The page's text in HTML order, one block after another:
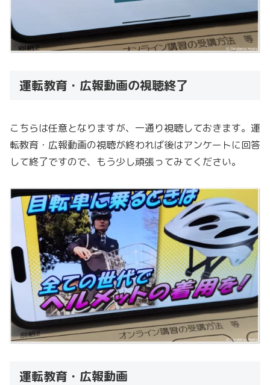
運転教育・広報動画の視聴終了
こちらは任意となりますが、一通り視聴しておきます。運
転教育・広報動画の視聴が終われば後はアンケートに回答
して終了ですので、もう少し頑張ってみてください。
運転教育・広報動画